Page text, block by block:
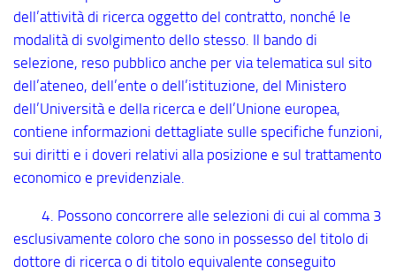
dell’attività di ricerca oggetto del contratto, nonché le
modalità di svolgimento dello stesso. Il bando di
selezione, reso pubblico anche per via telematica sul sito
dell’ateneo, dell’ente o dell’istituzione, del Ministero
dell’Università e della ricerca e dell’Unione europea,
contiene informazioni dettagliate sulle specifiche funzioni,
sui diritti e i doveri relativi alla posizione e sul trattamento
economico e previdenziale.
4. Possono concorrere alle selezioni di cui al comma 3
esclusivamente coloro che sono in possesso del titolo di
dottore di ricerca o di titolo equivalente conseguito